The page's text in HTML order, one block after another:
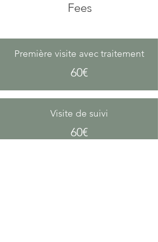
Fees
Première visite avec traitement
60€
Visite de suivi
60€